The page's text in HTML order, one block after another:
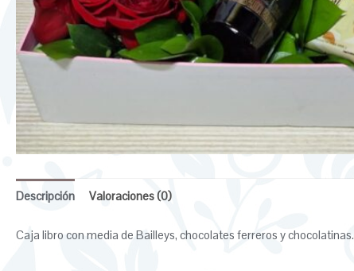
Descripción Valoraciones (0)
Caja libro con media de Bailleys, chocolates ferreros y chocolatinas.